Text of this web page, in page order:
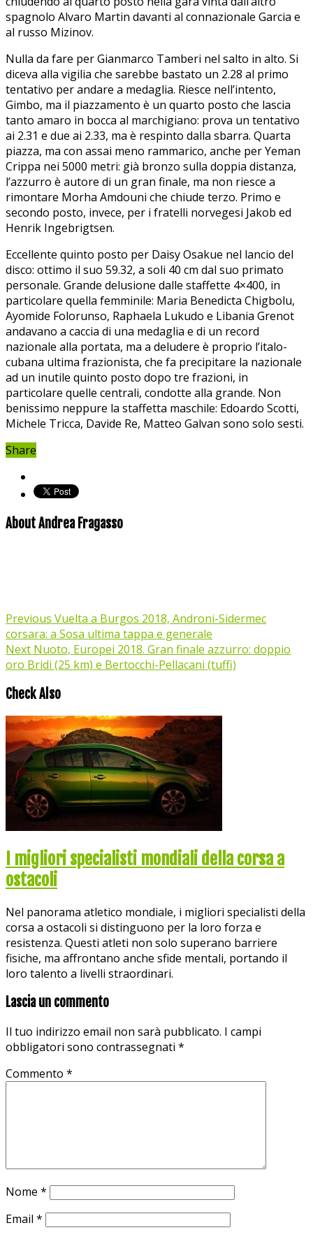
spagnolo Alvaro Martin davanti al connazionale Garcia e
al russo Mizinov.
Nulla da fare per Gianmarco Tamberi nel salto in alto. Si
diceva alla vigilia che sarebbe bastato un 2.28 al primo
tentativo per andare a medaglia. Riesce nell’intento,
Gimbo, ma il piazzamento è un quarto posto che lascia
tanto amaro in bocca al marchigiano: prova un tentativo
ai 2.31 e due ai 2.33, ma è respinto dalla sbarra. Quarta
piazza, ma con assai meno rammarico, anche per Yeman
Crippa nei 5000 metri: già bronzo sulla doppia distanza,
l’azzurro è autore di un gran finale, ma non riesce a
rimontare Morha Amdouni che chiude terzo. Primo e
secondo posto, invece, per i fratelli norvegesi Jakob ed
Henrik Ingebrigtsen.
Eccellente quinto posto per Daisy Osakue nel lancio del
disco: ottimo il suo 59.32, a soli 40 cm dal suo primato
personale. Grande delusione dalle staffette 4×400, in
particolare quella femminile: Maria Benedicta Chigbolu,
Ayomide Folorunso, Raphaela Lukudo e Libania Grenot
andavano a caccia di una medaglia e di un record
nazionale alla portata, ma a deludere è proprio l’italo-
cubana ultima frazionista, che fa precipitare la nazionale
ad un inutile quinto posto dopo tre frazioni, in
particolare quelle centrali, condotte alla grande. Non
benissimo neppure la staffetta maschile: Edoardo Scotti,
Michele Tricca, Davide Re, Matteo Galvan sono solo sesti.
Share
About Andrea Fragasso
Previous Vuelta a Burgos 2018, Androni-Sidermec
corsara: a Sosa ultima tappa e generale
Next Nuoto, Europei 2018. Gran finale azzurro: doppio
oro Bridi (25 km) e Bertocchi-Pellacani (tuffi)
Check Also
I migliori specialisti mondiali della corsa a
ostacoli
Nel panorama atletico mondiale, i migliori specialisti della
corsa a ostacoli si distinguono per la loro forza e
resistenza. Questi atleti non solo superano barriere
fisiche, ma affrontano anche sfide mentali, portando il
loro talento a livelli straordinari.
Lascia un commento
Il tuo indirizzo email non sarà pubblicato. I campi
obbligatori sono contrassegnati *
Commento *
Nome *
Email *